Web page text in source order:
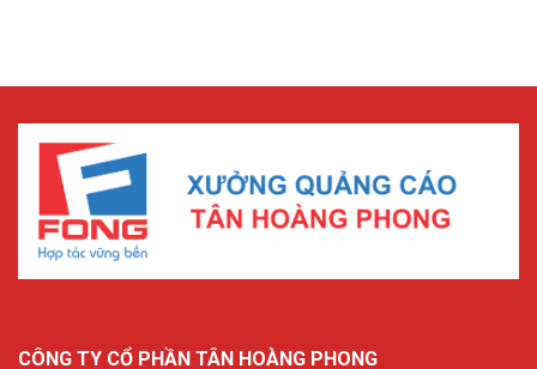
CÔNG TY CỔ PHẦN TÂN HOÀNG PHONG